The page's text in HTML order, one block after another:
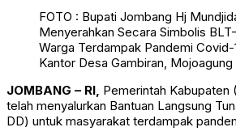
FOTO : Bupati Jombang Hj
Menyerahkan Secara Simbolis
Warga Terdampak Pandemi
Kantor Desa Gambiran, Mojoagung
JOMBANG – RI, Pemerintah
telah menyalurkan Bantuan Langsung
DD) untuk masyarakat terdampak